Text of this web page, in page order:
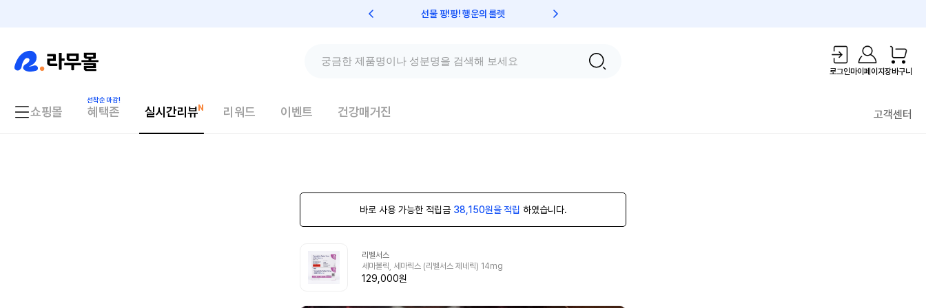
선물 팡!팡! 행운의 룰렛
로그인마이페이지장바구니
쇼핑몰 혜택존 실시간리뷰 리워드 이벤트 건강매거진 고객센터
바로 사용 가능한 적립금 38,150원을 적립 하였습니다.
리벨서스
세마볼릭, 세마릭스 (리벨서스 제네릭) 14mg
129,000원